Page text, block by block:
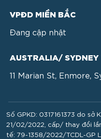
VPĐD MIỀN BẮC
Đang cập nhật
AUSTRALIA/ SYDNEY
11 Marian St, Enmore,
Số GPKD: 0317161373 do sở
21/02/2022, cấp/ thay đổi
tế: 79-1358/2022/TCDL-GP